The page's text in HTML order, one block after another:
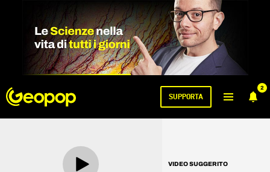
2
SUPPORTA
VIDEO SUGGERITO